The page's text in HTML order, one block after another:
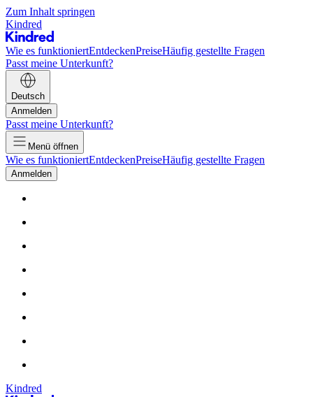
Zum Inhalt springen
Kindred
Wie es funktioniertEntdeckenPreiseHäufig gestellte Fragen
Passt meine Unterkunft?
Deutsch
Anmelden
Passt meine Unterkunft?
Menü öffnen
Wie es funktioniertEntdeckenPreiseHäufig gestellte Fragen
Anmelden
Kindred